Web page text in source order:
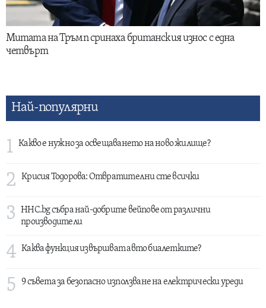
Митата на Тръмп сринаха британския износ с една
четвърт
Най-популярни
1 Какво е нужно за освещаването на ново жилище?
2 Крисия Тодорова: Отвратителни сте всички
3
HHC.bg събра най-добрите вейпове от различни
производители
4 Каква функция извършват авто биалетките?
5 9 съвета за безопасно използване на електрически уреди